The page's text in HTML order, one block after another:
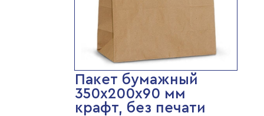
Пакет бумажный
350х200х90 мм
крафт, без печати